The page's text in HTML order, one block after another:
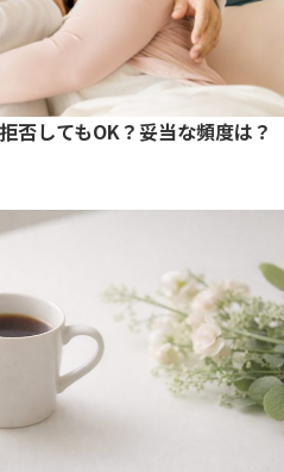
否してもOK？妥当な頻度は？